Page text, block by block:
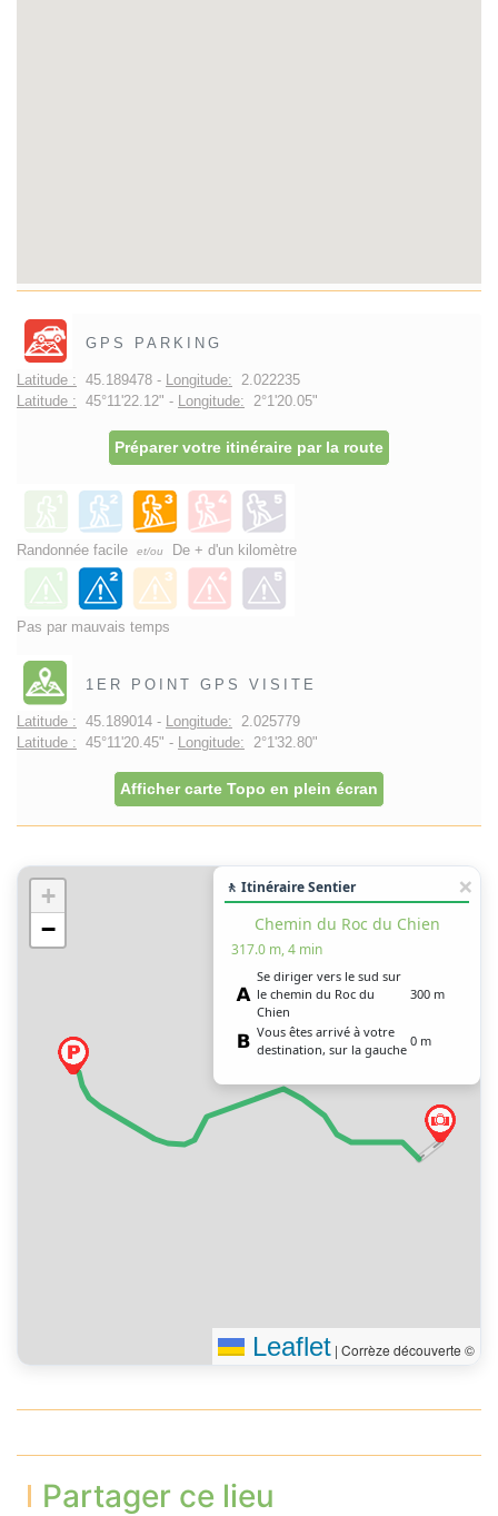
GPS PARKING
Latitude : 45.189478 - Longitude: 2.022235
Latitude : 45°11'22.12" - Longitude: 2°1'20.05"
Préparer votre itinéraire par la route
Randonnée facile et/ou De + d'un kilomètre
Pas par mauvais temps
1ER POINT GPS VISITE
Latitude : 45.189014 - Longitude: 2.025779
Latitude : 45°11'20.45" - Longitude: 2°1'32.80"
Afficher carte Topo en plein écran
+
−
🚶 Itinéraire Sentier
Chemin du Roc du Chien
317.0 m, 4 min
Se diriger vers le sud sur
le chemin du Roc du
Chien
300 m
Vous êtes arrivé à votre
destination, sur la gauche
0 m
Leaflet | Corrèze découverte ©
Partager ce lieu